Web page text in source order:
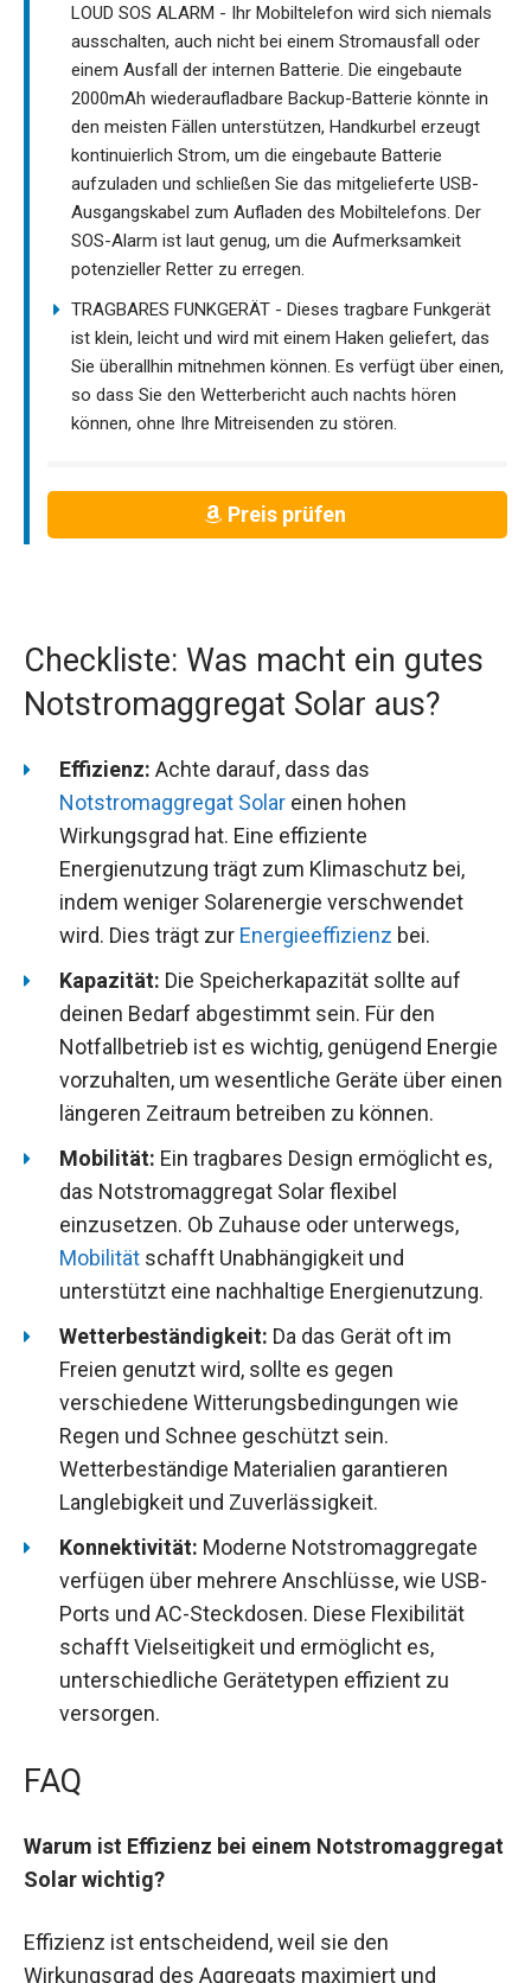
LOUD SOS ALARM - Ihr Mobiltelefon wird sich niemals
ausschalten, auch nicht bei einem Stromausfall oder
einem Ausfall der internen Batterie. Die eingebaute
2000mAh wiederaufladbare Backup-Batterie könnte in
den meisten Fällen unterstützen, Handkurbel erzeugt
kontinuierlich Strom, um die eingebaute Batterie
aufzuladen und schließen Sie das mitgelieferte USB-
Ausgangskabel zum Aufladen des Mobiltelefons. Der
SOS-Alarm ist laut genug, um die Aufmerksamkeit
potenzieller Retter zu erregen.
TRAGBARES FUNKGERÄT - Dieses tragbare Funkgerät
ist klein, leicht und wird mit einem Haken geliefert, das
Sie überallhin mitnehmen können. Es verfügt über einen,
so dass Sie den Wetterbericht auch nachts hören
können, ohne Ihre Mitreisenden zu stören.
Preis prüfen
Checkliste: Was macht ein gutes
Notstromaggregat Solar aus?
Effizienz: Achte darauf, dass das
Notstromaggregat Solar einen hohen
Wirkungsgrad hat. Eine effiziente
Energienutzung trägt zum Klimaschutz bei,
indem weniger Solarenergie verschwendet
wird. Dies trägt zur Energieeffizienz bei.
Kapazität: Die Speicherkapazität sollte auf
deinen Bedarf abgestimmt sein. Für den
Notfallbetrieb ist es wichtig, genügend Energie
vorzuhalten, um wesentliche Geräte über einen
längeren Zeitraum betreiben zu können.
Mobilität: Ein tragbares Design ermöglicht es,
das Notstromaggregat Solar flexibel
einzusetzen. Ob Zuhause oder unterwegs,
Mobilität schafft Unabhängigkeit und
unterstützt eine nachhaltige Energienutzung.
Wetterbeständigkeit: Da das Gerät oft im
Freien genutzt wird, sollte es gegen
verschiedene Witterungsbedingungen wie
Regen und Schnee geschützt sein.
Wetterbeständige Materialien garantieren
Langlebigkeit und Zuverlässigkeit.
Konnektivität: Moderne Notstromaggregate
verfügen über mehrere Anschlüsse, wie USB-
Ports und AC-Steckdosen. Diese Flexibilität
schafft Vielseitigkeit und ermöglicht es,
unterschiedliche Gerätetypen effizient zu
versorgen.
FAQ
Warum ist Effizienz bei einem Notstromaggregat
Solar wichtig?
Effizienz ist entscheidend, weil sie den
Wirkungsgrad des Aggregats maximiert und